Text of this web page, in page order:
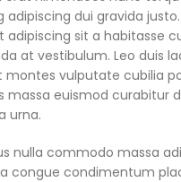
adipiscing dui gravida
adipiscing sit a habitasse
at vestibulum. Leo duis
vulputate cubilia
euismod curabitur
urna.
nulla commodo massa
congue condimentum